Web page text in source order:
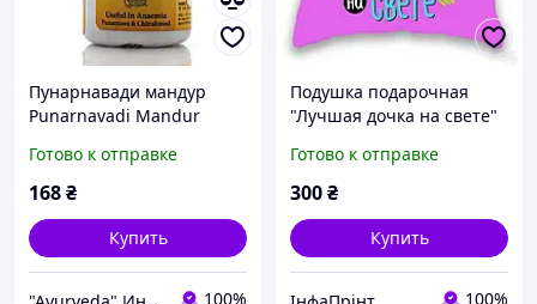
Пунарнавади мандур
Punarnavadi Mandur
анемии, спленомегалии,
свай, лихорадки,
Готово к отправке
168₴
Купить
100%
Подушка подарочная
"Лучшая дочка на свете"
Готово к отправке
300₴
Купить
100%